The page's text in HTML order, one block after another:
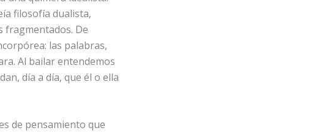
filosofía dualista,
fragmentados. De
las palabras,
Al bailar entendemos
día a día, que él o ella
de pensamiento que